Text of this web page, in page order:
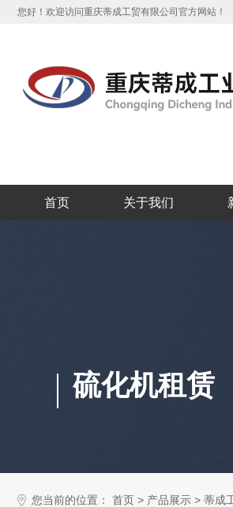
您好！欢迎访问重庆蒂成工贸有限公司官方网站！
首页 关于我们
硫化机租赁
您当前的位置： 首页 > 产品展示 > 蒂成